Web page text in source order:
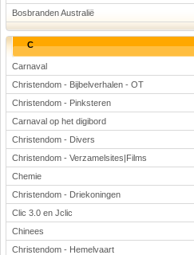
Bosbranden Australië
C
Carnaval
Christendom - Bijbelverhalen - OT
Christendom - Pinksteren
Carnaval op het digibord
Christendom - Divers
Christendom - Verzamelsites|Films
Chemie
Christendom - Driekoningen
Clic 3.0 en Jclic
Chinees
Christendom - Hemelvaart